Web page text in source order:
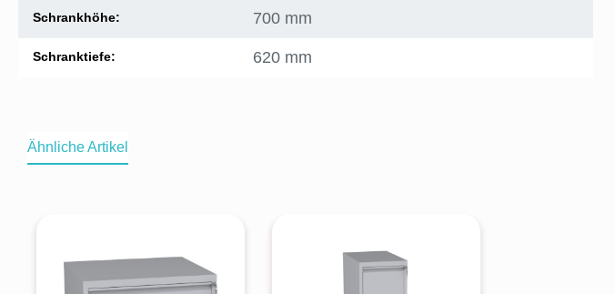
Schrankhöhe: 700 mm
Schranktiefe: 620 mm
Ähnliche Artikel